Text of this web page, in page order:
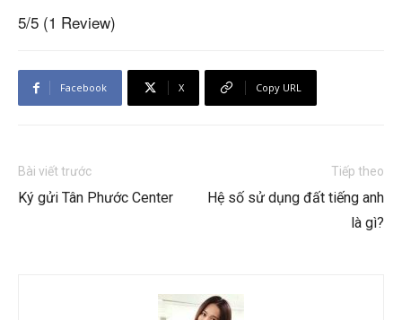
5/5 (1 Review)
Facebook X Copy URL
Bài viết trước
Ký gửi Tân Phước Center
Tiếp theo
Hệ số sử dụng đất tiếng anh
là gì?